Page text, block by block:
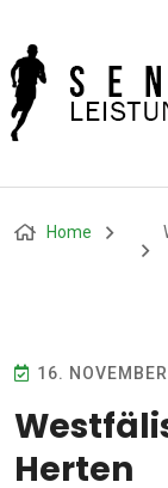
Home
16.
Herten